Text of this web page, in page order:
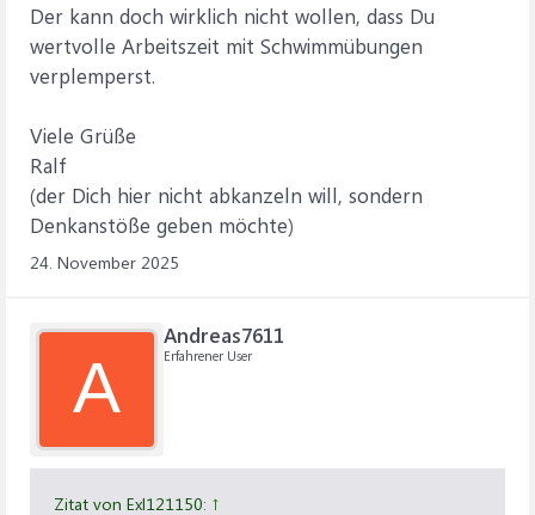
Der kann doch wirklich nicht wollen, dass Du
wertvolle Arbeitszeit mit Schwimmübungen
verplemperst.
Viele Grüße
Ralf
(der Dich hier nicht abkanzeln will, sondern
Denkanstöße geben möchte)
24. November 2025
A
Andreas7611
Erfahrener User
Zitat von Exl121150: ↑